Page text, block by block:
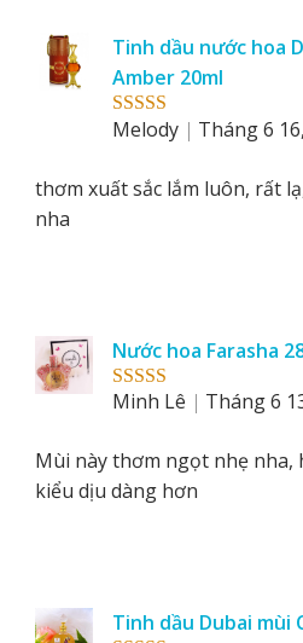
Rated5out
Tinh dầu nước hoa
Amber 20ml
Melody
Tháng 6
thơm xuất sắc lắm luôn, rất
nha
Rated 5out
Nước hoa Farasha
Minh Lê
Tháng 6
Mùi này thơm ngọt nhẹ nha,
kiểu dịu dàng hơn
Tinh dầu Dubai mùi